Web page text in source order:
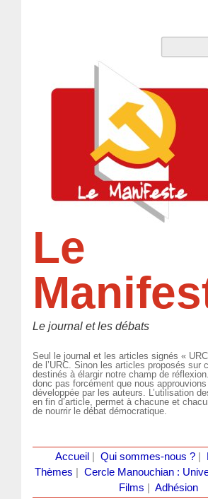
Le
Le journal et les débats
Seul le journal et les articles signés «
de l’URC. Sinon les articles proposés sur
destinés à élargir notre champ de
donc pas forcément que nous
développée par les auteurs. L’utilisation
en fin d’article, permet à chacune et
de nourrir le débat démocratique.
Accueil Qui sommes-nous ?|
Thèmes
Cercle Manouchian :
Films
Adhésion